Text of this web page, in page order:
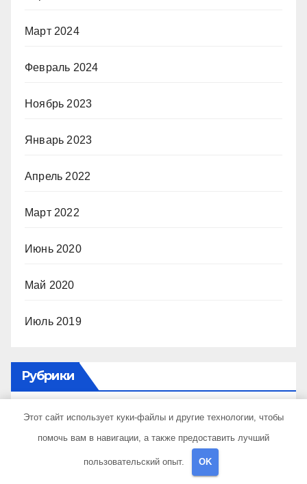
Март 2024
Февраль 2024
Ноябрь 2023
Январь 2023
Апрель 2022
Март 2022
Июнь 2020
Май 2020
Июль 2019
Рубрики
Uncategorised
Этот сайт использует куки-файлы и другие технологии, чтобы
помочь вам в навигации, а также предоставить лучший
пользовательский опыт. OK